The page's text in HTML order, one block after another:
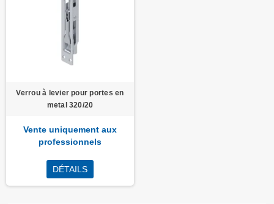
Verrou à levier pour portes en
metal 320/20
Vente uniquement aux
professionnels
DÉTAILS